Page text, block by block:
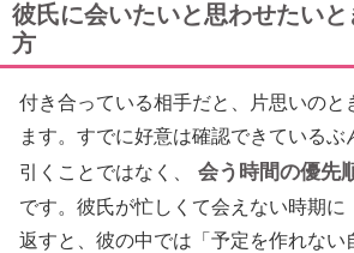
彼氏に会いたいと思わせたいと
方
付き合っている相手だと、片思いのと
ます。すでに好意は確認できているぶ
引くことではなく、
会う時間の優先
です。彼氏が忙しくて会えない時期に
返すと、彼の中では「予定を作れない